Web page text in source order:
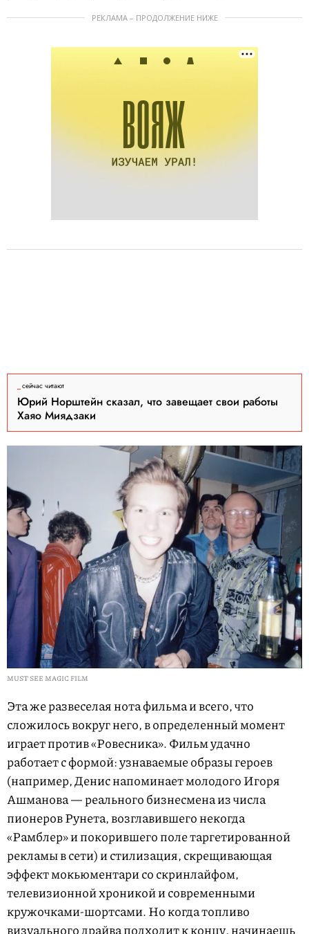
РЕКЛАМА – ПРОДОЛЖЕНИЕ НИЖЕ
сейчас читают
Юрий Норштейн сказал, что завещает свои работы
Хаяо Миядзаки
MUST SEE MAGIC FILM
Эта же развеселая нота фильма и всего, что
сложилось вокруг него, в определенный момент
играет против «Ровесника». Фильм удачно
работает с формой: узнаваемые образы героев
(например, Денис напоминает молодого Игоря
Ашманова — реального бизнесмена из числа
пионеров Рунета, возглавившего некогда
«Рамблер» и покорившего поле таргетированной
рекламы в сети) и стилизация, скрещивающая
эффект мокьюментари со скринлайфом,
телевизионной хроникой и современными
кружочками-шортсами. Но когда топливо
визуального драйва подходит к концу, начинаешь